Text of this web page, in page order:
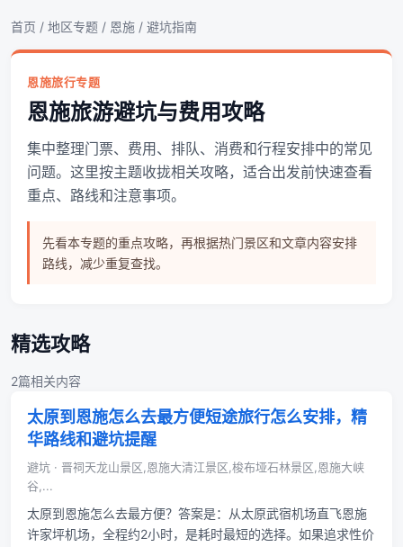
首页 / 地区专题 / 恩施 / 避坑指南
恩施旅行专题
恩施旅游避坑与费用攻略
集中整理门票、费用、排队、消费和行程安排中的常见
问题。这里按主题收拢相关攻略，适合出发前快速查看
重点、路线和注意事项。
先看本专题的重点攻略，再根据热门景区和文章内容安排
路线，减少重复查找。
精选攻略
2篇相关内容
太原到恩施怎么去最方便短途旅行怎么安排，精
华路线和避坑提醒
避坑 · 晋祠天龙山景区,恩施大清江景区,梭布垭石林景区,恩施大峡
谷,...
太原到恩施怎么去最方便？答案是：从太原武宿机场直飞恩施
许家坪机场，全程约2小时，是耗时最短的选择。如果追求性价